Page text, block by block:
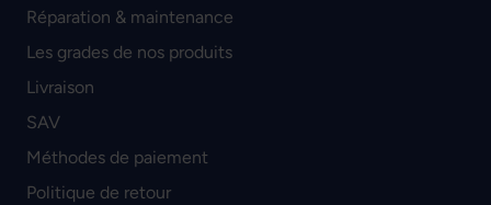
Réparation & maintenance
Les grades de nos produits
Livraison
SAV
Méthodes de paiement
Politique de retour